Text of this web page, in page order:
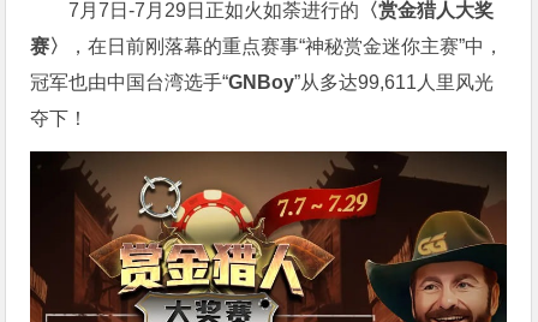
7月7日-7月29日正如火如荼进行的 〈赏金猎人大奖
赛〉
，在日前刚落幕的重点赛事“神秘赏金迷你主赛”中，
冠军也由中国台湾选手“GNBoy”从多达99,611人里风光
夺下！